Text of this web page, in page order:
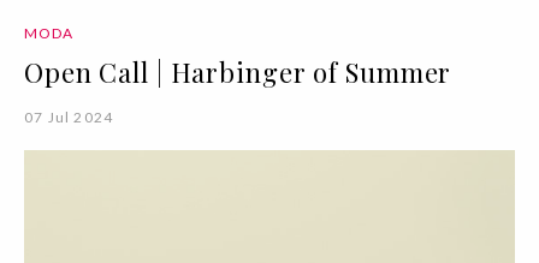
MODA
Open Call | Harbinger of Summer
07 Jul 2024